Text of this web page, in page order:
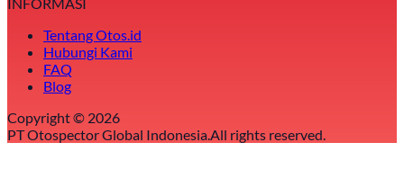
INFORMASI
Tentang Otos.id
Hubungi Kami
FAQ
Blog
Copyright © 2026
PT Otospector Global Indonesia.All rights reserved.